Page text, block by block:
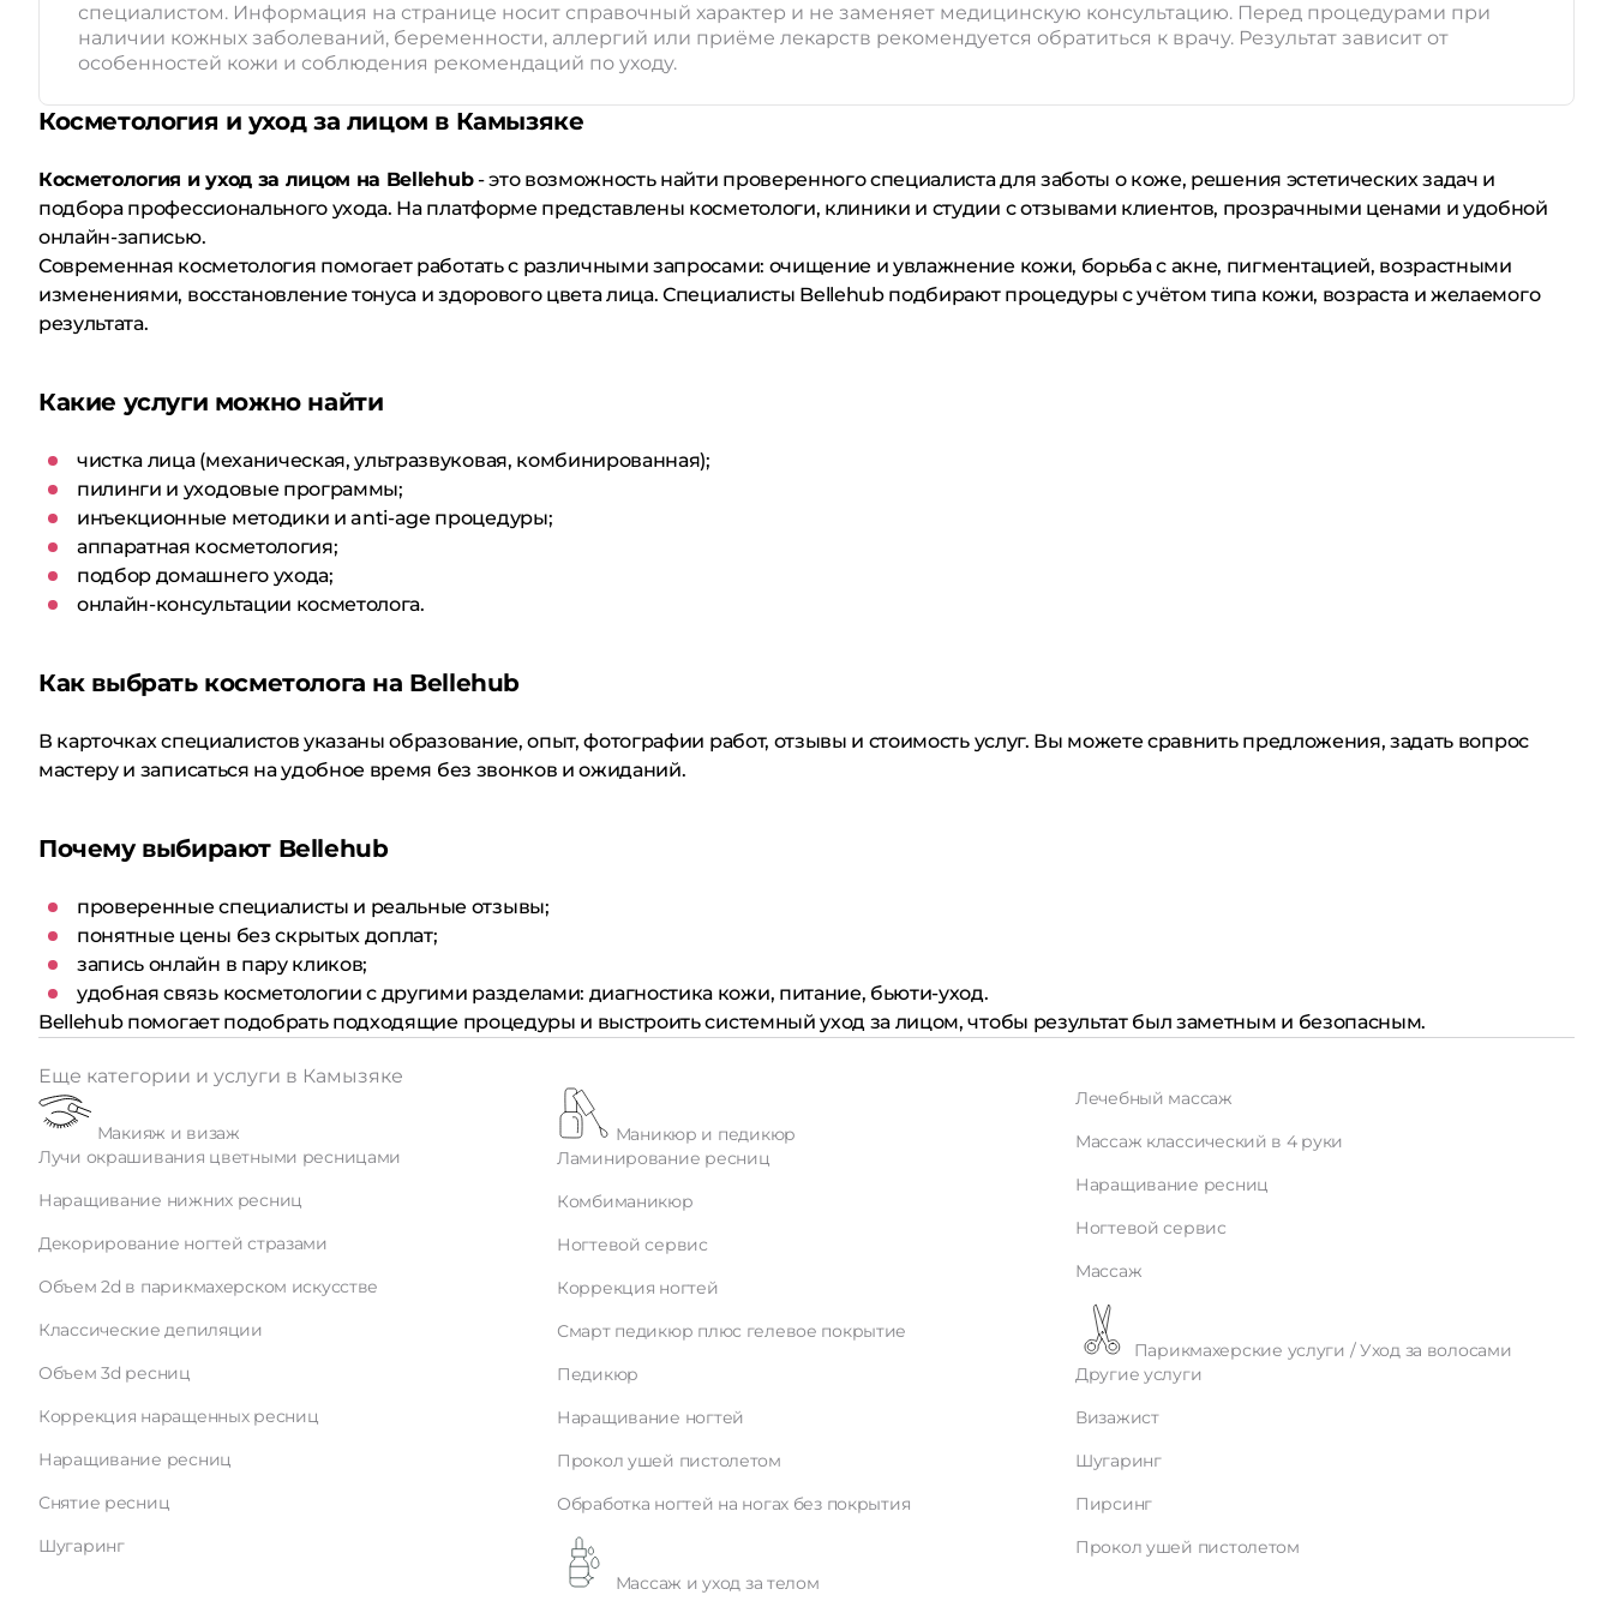
специалистом. Информация на странице носит справочный характер и не заменяет медицинскую консультацию. Перед процедурами при
наличии кожных заболеваний, беременности, аллергий или приёме лекарств рекомендуется обратиться к врачу. Результат зависит от
особенностей кожи и соблюдения рекомендаций по уходу.
Косметология и уход за лицом в Камызяке
Косметология и уход за лицом на Bellehub- это возможность найти проверенного специалиста для заботы о коже, решения эстетических задач и
подбора профессионального ухода. На платформе представлены косметологи, клиники и студии с отзывами клиентов, прозрачными ценами и удобной
онлайн-записью.
Современная косметология помогает работать с различными запросами: очищение и увлажнение кожи, борьба с акне, пигментацией, возрастными
изменениями, восстановление тонуса и здорового цвета лица. Специалисты Bellehub подбирают процедуры с учётом типа кожи, возраста и желаемого
результата.
Какие услуги можно найти
чистка лица (механическая, ультразвуковая, комбинированная);
пилинги и уходовые программы;
инъекционные методики и anti-age процедуры;
аппаратная косметология;
подбор домашнего ухода;
онлайн-консультации косметолога.
Как выбрать косметолога на Bellehub
В карточках специалистов указаны образование, опыт, фотографии работ, отзывы и стоимость услуг. Вы можете сравнить предложения, задать вопрос
мастеру и записаться на удобное время без звонков и ожиданий.
Почему выбирают Bellehub
проверенные специалисты и реальные отзывы;
понятные цены без скрытых доплат;
запись онлайн в пару кликов;
удобная связь косметологии с другими разделами: диагностика кожи, питание, бьюти-уход.
Bellehub помогает подобрать подходящие процедуры и выстроить системный уход за лицом, чтобы результат был заметным и безопасным.
Еще категории и услуги в Камызяке
Макияж и визаж
Лучи окрашивания цветными ресницами
Наращивание нижних ресниц
Декорирование ногтей стразами
Объем 2d в парикмахерском искусстве
Классические депиляции
Объем 3d ресниц
Коррекция наращенных ресниц
Наращивание ресниц
Снятие ресниц
Шугаринг
Маникюр и педикюр
Ламинирование ресниц
Комбиманикюр
Ногтевой сервис
Коррекция ногтей
Смарт педикюр плюс гелевое покрытие
Педикюр
Наращивание ногтей
Прокол ушей пистолетом
Обработка ногтей на ногах без покрытия
Массаж и уход за телом
Лечебный массаж
Массаж классический в 4 руки
Наращивание ресниц
Ногтевой сервис
Массаж
Парикмахерские услуги / Уход за волосами
Другие услуги
Визажист
Шугаринг
Пирсинг
Прокол ушей пистолетом